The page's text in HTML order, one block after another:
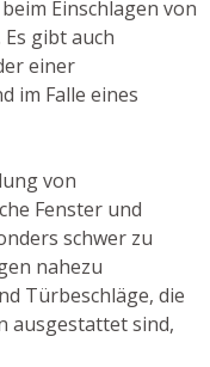
Einschlagen von
gibt auch
einer
im Falle eines
von
Fenster und
schwer zu
nahezu
Türbeschläge, die
ausgestattet sind,